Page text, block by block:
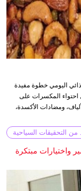
اليومي خطوة مفيدة
احتواء المكسرات على
ومضادات الأكسدة،
من التحقيقات السياحية
واختيارات مبتكرة